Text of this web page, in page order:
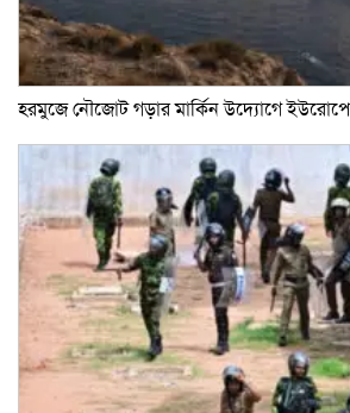
হরমুজে নৌজোট গড়ার মার্কিন উদ্যোগে